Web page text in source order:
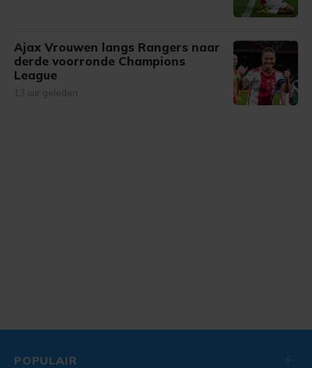
Ajax Vrouwen langs Rangers naar
derde voorronde Champions
League
13 uur geleden
POPULAIR